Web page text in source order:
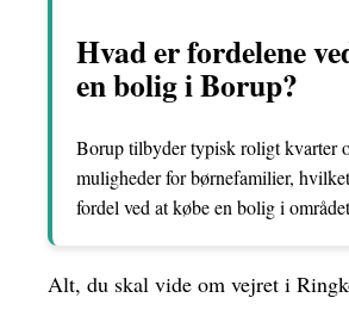
Hvad er fordelene
en bolig i Borup?
Borup tilbyder typisk roligt kvarter
muligheder for børnefamilier,
fordel ved at købe en bolig i
Alt, du skal vide om vejret i